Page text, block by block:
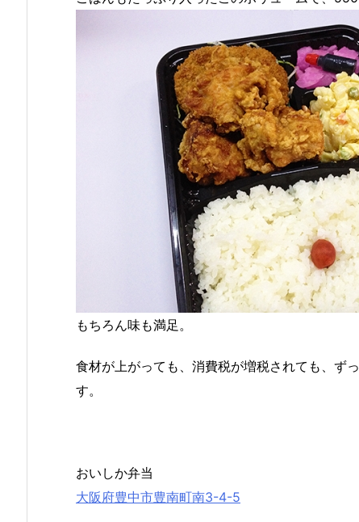
もちろん味も満足。
食材が上がっても、消費税が増税されても、ず
す。
おいしか弁当
大阪府豊中市豊南町南3-4-5